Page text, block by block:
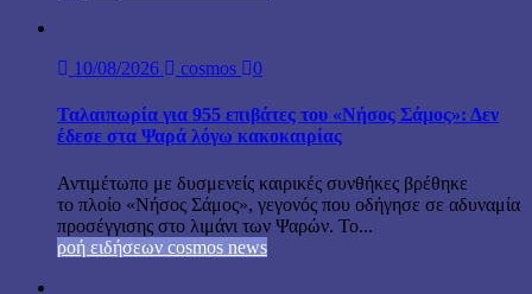
10/08/2026 cosmos 0
Ταλαιπωρία για 955 επιβάτες του «Νήσος Σάμος»: Δεν
έδεσε στα Ψαρά λόγω κακοκαιρίας
Αντιμέτωπο με δυσμενείς καιρικές συνθήκες βρέθηκε
το πλοίο «Νήσος Σάμος», γεγονός που οδήγησε σε αδυναμία
προσέγγισης στο λιμάνι των Ψαρών. Το...
ροή ειδήσεων cosmos news